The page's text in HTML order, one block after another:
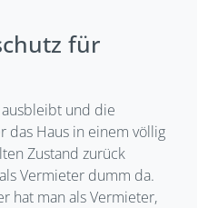
für
und die
das Haus in einem völlig
Zustand zurück
Vermieter dumm da.
hat man als Vermieter,